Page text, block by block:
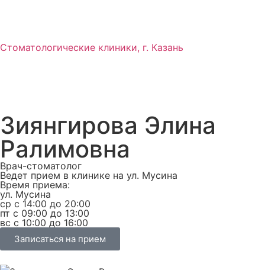
Стоматологические клиники, г. Казань
Зиянгирова Элина
Ралимовна
Врач-стоматолог
Ведет прием в клинике на ул. Мусина
Время приема:
ул. Мусина
ср с 14:00 до 20:00
пт с 09:00 до 13:00
вс с 10:00 до 16:00
Записаться на прием